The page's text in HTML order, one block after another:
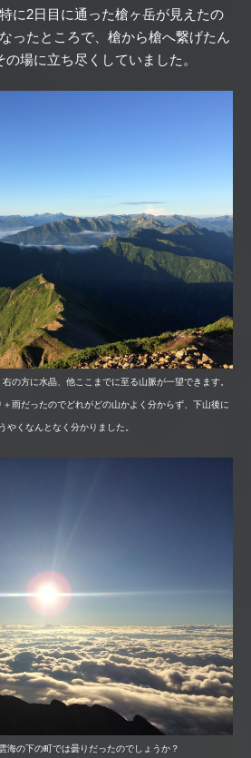
に2日目に通った槍ヶ岳が見えたの
ったところで、槍から槍へ繋げたん
場に立ち尽くしていました。
の方に水晶、他ここまでに至る山脈が一望できます。
雨だったのでどれがどの山かよく分からず、下山後に
やくなんとなく分かりました。
海の下の町では曇りだったのでしょうか？